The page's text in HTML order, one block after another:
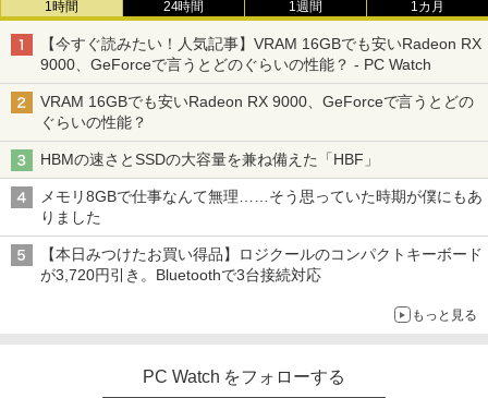
1時間 24時間 1週間 1カ月
【今すぐ読みたい！人気記事】VRAM 16GBでも安いRadeon RX
9000、GeForceで言うとどのぐらいの性能？ - PC Watch
VRAM 16GBでも安いRadeon RX 9000、GeForceで言うとどの
ぐらいの性能？
HBMの速さとSSDの大容量を兼ね備えた「HBF」
メモリ8GBで仕事なんて無理……そう思っていた時期が僕にもあ
りました
【本日みつけたお買い得品】ロジクールのコンパクトキーボード
が3,720円引き。Bluetoothで3台接続対応
もっと見る
PC Watch をフォローする